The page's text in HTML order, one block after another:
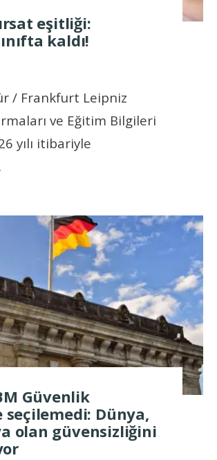
eşitliği:
kaldı!
/ Frankfurt Leipniz
ve Eğitim Bilgileri
yılı itibariyle
Güvenlik
seçilemedi: Dünya,
olan güvensizliğini